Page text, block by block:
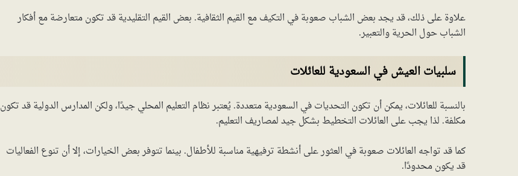
علاوة على ذلك، قد يجد بعض الشباب صعوبة في التكيف مع القيم الثقافية. بعض القيم التقليدية قد تكون متعارضة مع أفكار
الشباب حول الحرية والتعبير.
سلبيات العيش في السعودية للعائلات
بالنسبة للعائلات، يمكن أن تكون التحديات في السعودية متعددة. يُعتبر نظام التعليم المحلي جيدًا، ولكن المدارس الدولية قد تكون
مكلفة. لذا يجب على العائلات التخطيط بشكل جيد لمصاريف التعليم.
كما قد تواجه العائلات صعوبة في العثور على أنشطة ترفيهية مناسبة للأطفال. بينما تتوفر بعض الخيارات، إلا أن تنوع الفعاليات
قد يكون محدودًا.